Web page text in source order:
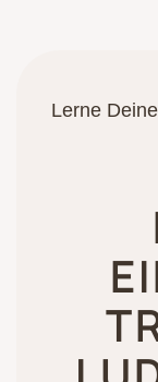
Lerne